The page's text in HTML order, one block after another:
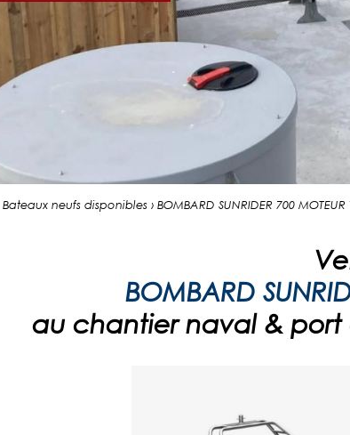
Bateaux neufs disponibles › BOMBARD SUNRIDER 700
BOMBARD
au chantier naval & port